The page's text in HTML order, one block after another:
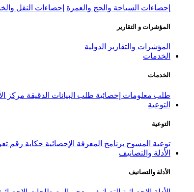
إحصاءات السياحة والحج والعمرة إحصاءات النقل
المؤشرات و التقارير
المؤشرات والتقارير الدولية
الخدمات
الخدمات
طلب معلومات إحصائية طلب البيانات الدقيقة مركز
التوعية
التوعية
توعية المسوح برنامج المعرفة الإحصائية حكاية رقم
الأدلة والتصانيف
الأدلة والتصانيف